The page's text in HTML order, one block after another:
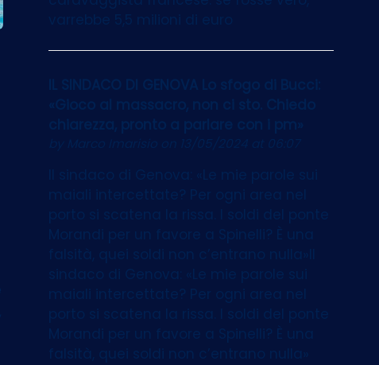
varrebbe 5,5 milioni di euro
IL SINDACO DI GENOVA Lo sfogo di Bucci:
«Gioco al massacro, non ci sto. Chiedo
chiarezza, pronto a parlare con i pm»
by Marco Imarisioon 13/05/2024 at 06:07
Il sindaco di Genova: «Le mie parole sui
maiali intercettate? Per ogni area nel
porto si scatena la rissa. I soldi del ponte
Morandi per un favore a Spinelli? È una
falsità, quei soldi non c’entrano nulla»Il
sindaco di Genova: «Le mie parole sui
maiali intercettate? Per ogni area nel
porto si scatena la rissa. I soldi del ponte
Morandi per un favore a Spinelli? È una
falsità, quei soldi non c’entrano nulla»